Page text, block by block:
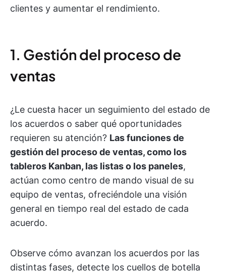
clientes y aumentar el rendimiento.
1. Gestión del proceso de
ventas
¿Le cuesta hacer un seguimiento del estado de
los acuerdos o saber qué oportunidades
requieren su atención? Las funciones de
gestión del proceso de ventas, como los
tableros Kanban, las listas o los paneles,
actúan como centro de mando visual de su
equipo de ventas, ofreciéndole una visión
general en tiempo real del estado de cada
acuerdo.
Observe cómo avanzan los acuerdos por las
distintas fases, detecte los cuellos de botella